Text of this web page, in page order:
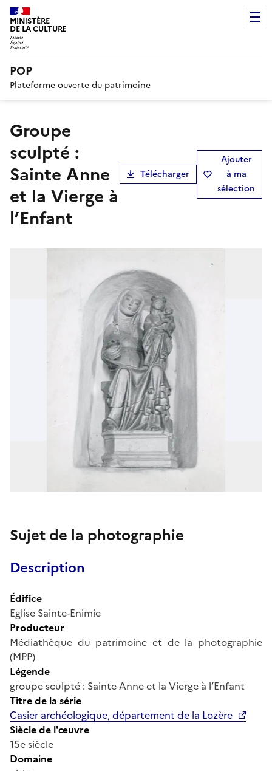
MINISTÈRE
DE LA CULTURE
POP
Plateforme ouverte du patrimoine
groupe
sculpté :
Sainte Anne
et la Vierge à
l’Enfant
Télécharger
Ajouter
à ma
sélection
Sujet de la photographie
Description
Édifice
Eglise Sainte-Enimie
Producteur
Médiathèque du patrimoine et de la photographie
(MPP)
Légende
groupe sculpté : Sainte Anne et la Vierge à l’Enfant
Titre de la série
Casier archéologique, département de la Lozère
Siècle de l'œuvre
15e siècle
Domaine